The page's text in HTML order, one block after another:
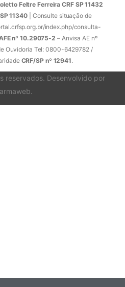
Feltre Ferreira CRF SP 11432
11340 | Consulte situação de
index.php/consulta-
nº 10.29075-2 – Anvisa AE nº
Ouvidoria Tel: 0800-6429782 /
CRF/SP nº 12941.
reservados. Desenvolvido por
.